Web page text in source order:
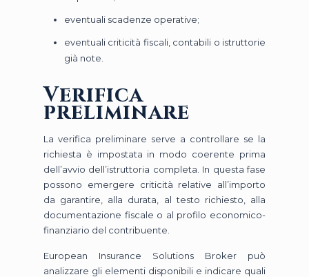
eventuali scadenze operative;
eventuali criticità fiscali, contabili o istruttorie
già note.
Verifica
preliminare
La verifica preliminare serve a controllare se la
richiesta è impostata in modo coerente prima
dell’avvio dell’istruttoria completa. In questa fase
possono emergere criticità relative all’importo
da garantire, alla durata, al testo richiesto, alla
documentazione fiscale o al profilo economico-
finanziario del contribuente.
European Insurance Solutions Broker può
analizzare gli elementi disponibili e indicare quali